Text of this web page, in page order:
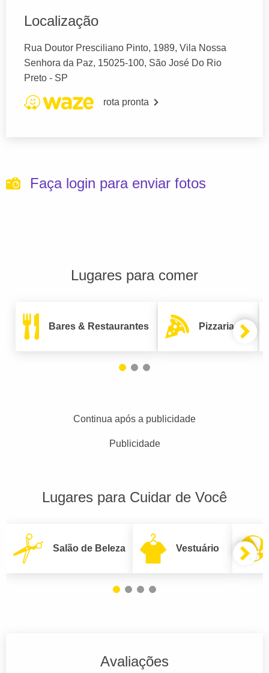
Localização
Rua Doutor Presciliano Pinto, 1989, Vila Nossa
Senhora da Paz, 15025-100, São José Do Rio
Preto - SP
rota pronta
Faça login para enviar fotos
Lugares para comer
Bares & Restaurantes Pizzarias
Continua após a publicidade
Publicidade
Lugares para Cuidar de Você
Salão de Beleza Vestuário
Avaliações